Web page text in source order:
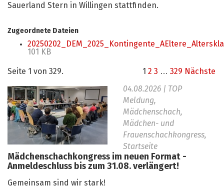
Sauerland Stern in Willingen stattfinden.
Zugeordnete Dateien
101 KB
Seite 1 von 329. 1 2 3 … 329 Nächste
04.08.2026 | TOP
Meldung,
Mädchenschach,
Mädchen- und
Frauenschachkongress,
Startseite
Mädchenschachkongress im neuen Format -
Anmeldeschluss bis zum 31.08. verlängert!
Gemeinsam sind wir stark!